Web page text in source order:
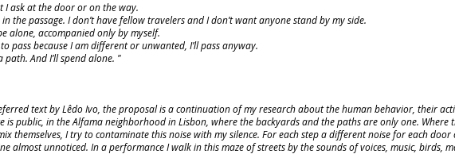
I ask at the door or on the way.
the passage. I don’t have fellow travelers and I don’t want anyone stand by my side.
alone, accompanied only by myself.
pass because I am different or unwanted, I’ll pass anyway.
path. And I’ll spend alone. "
text by Lêdo Ivo, the proposal is a continuation of my research about the human behavior, their
is public, in the Alfama neighborhood in Lisbon, where the backyards and the paths are only one.
themselves, I try to contaminate this noise with my silence. For each step a different noise for each
almost unnoticed. In a performance I walk in this maze of streets by the sounds of voices, music, birds,